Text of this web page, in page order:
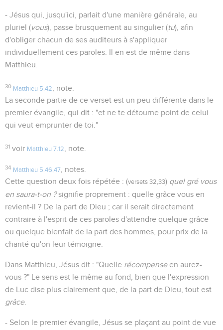
- Jésus qui, jusqu'ici, parlait d'une manière générale, au
pluriel (vous), passe brusquement au singulier (tu), afin
d'obliger chacun de ses auditeurs à s'appliquer
individuellement ces paroles. Il en est de même dans
Matthieu.
30 Matthieu 5.42
, note.
La seconde partie de ce verset est un peu différente dans le
premier évangile, qui dit : "et ne te détourne point de celui
qui veut emprunter de toi."
31 voir Matthieu 7.12 , note.
34 Matthieu 5.46,47
, notes.
Cette question deux fois répétée : (versets 32,33) quel gré vous
en saura-t-on ?signifie proprement : quelle grâce vous en
revient-il ? De la part de Dieu ; car il serait directement
contraire à l'esprit de ces paroles d'attendre quelque grâce
ou quelque bienfait de la part des hommes, pour prix de la
charité qu'on leur témoigne.
Dans Matthieu, Jésus dit : "Quelle récompenseen aurez-
vous ?" Le sens est le même au fond, bien que l'expression
de Luc dise plus clairement que, de la part de Dieu, tout est
grâce.
- Selon le premier évangile, Jésus se plaçant au point de vue